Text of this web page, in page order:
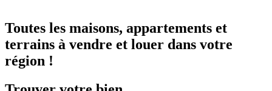
Toutes les maisons, appartements et
terrains à vendre et louer dans votre
région !